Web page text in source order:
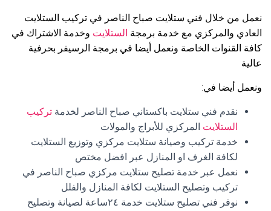
نعمل من خلال فني ستلايت صباح الناصر في تركيب الستلايت
العادي والمركزي مع خدمة برمجة الستلايت وخدمة الاشتراك في
كافة القنوات الخاصة ونعمل أيضا في برمجة الرسيفر بحرفية
عالية
ونعمل أيضا في:
نقدم فني ستلايت باكستاني صباح الناصر لخدمة تركيب
الستلايت المركزي للأبراج والمولات
خدمة تركيب وصيانة ستلايت مركزي وتوزيع الستلايت
لكافة الغرف او المنازل عبر افضل مختص
نعمل عبر خدمة تصليح ستلايت مركزي صباح الناصر في
تركيب وتصليح الستلايت لكافة المنازل والفلل
نوفر فني تصليح ستلايت خدمة ٢٤ساعة لصيانة وتصليح